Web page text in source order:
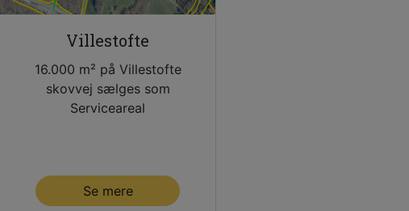
Villestofte
16.000 m² på Villestofte
skovvej sælges som
Serviceareal
Se mere